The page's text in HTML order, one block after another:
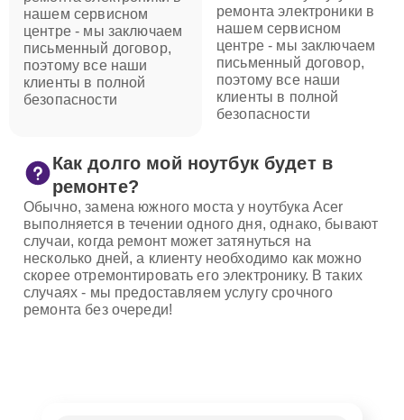
нашем сервисном
центре - мы заключаем
письменный договор,
поэтому все наши
клиенты в полной
безопасности
ремонта электроники в
нашем сервисном
центре - мы заключаем
письменный договор,
поэтому все наши
клиенты в полной
безопасности
Как долго мой ноутбук будет в
ремонте?
Обычно, замена южного моста у ноутбука Acer
выполняется в течении одного дня, однако, бывают
случаи, когда ремонт может затянуться на
несколько дней, а клиенту необходимо как можно
скорее отремонтировать его электронику. В таких
случаях - мы предоставляем услугу срочного
ремонта без очереди!